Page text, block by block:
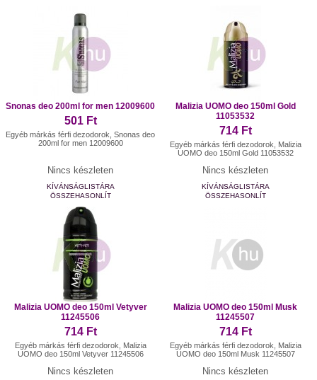
Snonas deo 200ml for men 12009600
501 Ft
Egyéb márkás férfi dezodorok, Snonas deo
200ml for men 12009600
Nincs készleten
KÍVÁNSÁGLISTÁRA
ÖSSZEHASONLÍT
Malizia UOMO deo 150ml Gold
11053532
714 Ft
Egyéb márkás férfi dezodorok, Malizia
UOMO deo 150ml Gold 11053532
Nincs készleten
KÍVÁNSÁGLISTÁRA
ÖSSZEHASONLÍT
Malizia UOMO deo 150ml Vetyver
11245506
714 Ft
Egyéb márkás férfi dezodorok, Malizia
UOMO deo 150ml Vetyver 11245506
Nincs készleten
Malizia UOMO deo 150ml Musk
11245507
714 Ft
Egyéb márkás férfi dezodorok, Malizia
UOMO deo 150ml Musk 11245507
Nincs készleten